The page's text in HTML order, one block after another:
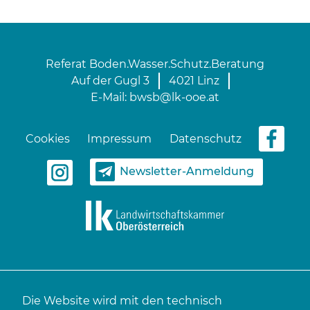
Referat Boden.Wasser.Schutz.Beratung
Auf der Gugl 3
4021 Linz
E-Mail: bwsb@lk-ooe.at
Cookies Impressum Datenschutz
Newsletter-Anmeldung
Die Website wird mit den technisch